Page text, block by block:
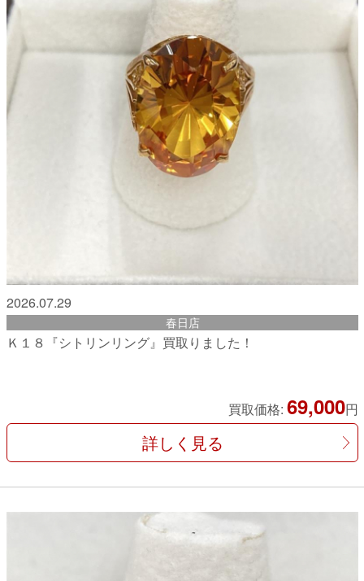
2026.07.29
春日店
Ｋ１８『シトリンリング』買取りました！
買取価格: 69,000円
詳しく見る